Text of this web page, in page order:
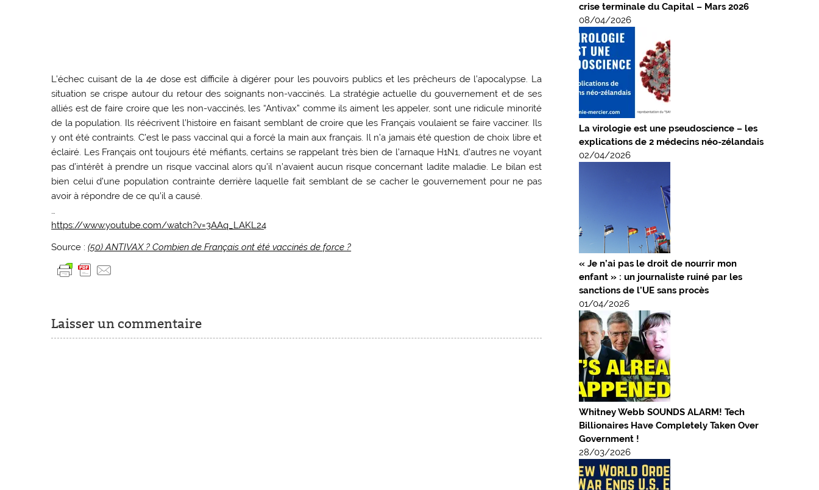
L’échec cuisant de la 4e dose est difficile à digérer pour les pouvoirs publics et les prêcheurs de l’apocalypse. La
situation se crispe autour du retour des soignants non-vaccinés. La stratégie actuelle du gouvernement et de ses
alliés est de faire croire que les non-vaccinés, les “Antivax” comme ils aiment les appeler, sont une ridicule minorité
de la population. Ils réécrivent l’histoire en faisant semblant de croire que les Français voulaient se faire vacciner. Ils
y ont été contraints. C’est le pass vaccinal qui a forcé la main aux français. Il n’a jamais été question de choix libre et
éclairé. Les Français ont toujours été méfiants, certains se rappelant très bien de l’arnaque H1N1, d’autres ne voyant
pas d’intérêt à prendre un risque vaccinal alors qu’il n’avaient aucun risque concernant ladite maladie. Le bilan est
bien celui d’une population contrainte derrière laquelle fait semblant de se cacher le gouvernement pour ne pas
avoir à répondre de ce qu’il a causé.
…
https://www.youtube.com/watch?v=3AAq_LAKL24
Source :(50) ANTIVAX ? Combien de Français ont été vaccinés de force ?
Laisser un commentaire
crise terminale du Capital – Mars 2026
08/04/2026
La virologie est une pseudoscience – les
explications de 2 médecins néo-zélandais
02/04/2026
« Je n’ai pas le droit de nourrir mon
enfant » : un journaliste ruiné par les
sanctions de l’UE sans procès
01/04/2026
Whitney Webb SOUNDS ALARM! Tech
Billionaires Have Completely Taken Over
Government !
28/03/2026